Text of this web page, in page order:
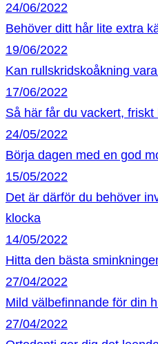
24/06/2022
Behöver ditt hår lite extra
19/06/2022
Kan rullskridskoåkning
17/06/2022
Så här får du vackert, friskt
24/05/2022
Börja dagen med en god
15/05/2022
Det är därför du behöver
klocka
14/05/2022
Hitta den bästa
27/04/2022
Mild välbefinnande för din
27/04/2022